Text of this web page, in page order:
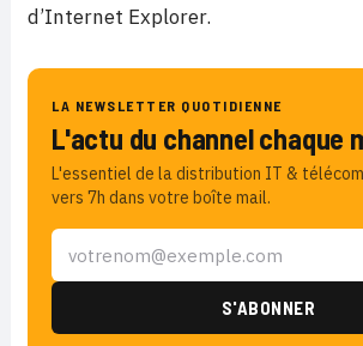
d’Internet Explorer.
LA NEWSLETTER QUOTIDIENNE
L'actu du channel chaque
L'essentiel de la distribution IT &
vers 7h dans votre boîte mail.